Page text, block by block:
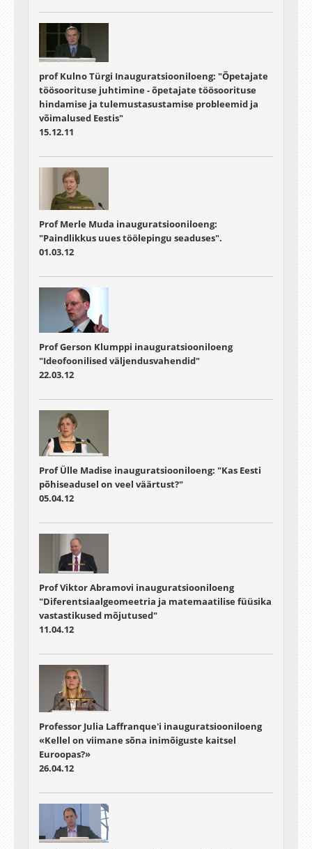
prof Kulno Türgi Inauguratsiooniloeng: "Õpetajate
töösoorituse juhtimine - õpetajate töösoorituse
hindamise ja tulemustasustamise probleemid ja
võimalused Eestis"
15.12.11
Prof Merle Muda inauguratsiooniloeng:
"Paindlikkus uues töölepingu seaduses".
01.03.12
Prof Gerson Klumppi inauguratsiooniloeng
"Ideofoonilised väljendusvahendid"
22.03.12
Prof Ülle Madise inauguratsiooniloeng: "Kas Eesti
põhiseadusel on veel väärtust?"
05.04.12
Prof Viktor Abramovi inauguratsiooniloeng
"Diferentsiaalgeomeetria ja matemaatilise füüsika
vastastikused mõjutused"
11.04.12
Professor Julia Laffranque'i inauguratsiooniloeng
«Kellel on viimane sõna inimõiguste kaitsel
Euroopas?»
26.04.12